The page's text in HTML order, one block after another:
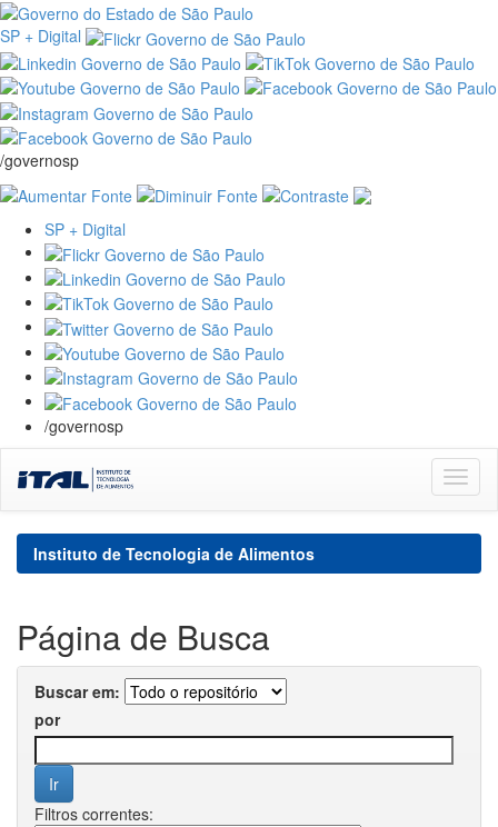
SP + Digital
/governosp
SP + Digital
/governosp
navigation
Instituto de Tecnologia de Alimentos
Página de Busca
Buscar em:
por
Filtros correntes: